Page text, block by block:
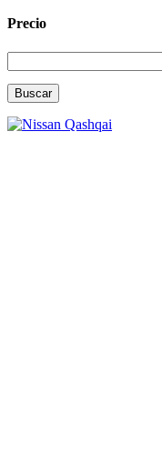
Precio
Buscar